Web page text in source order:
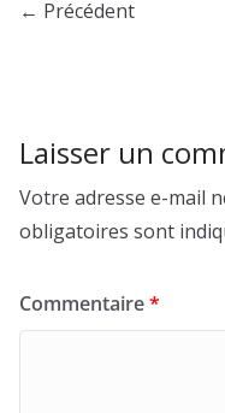
← Précédent
Laisser un
Votre adresse e-mail
obligatoires sont
Commentaire*